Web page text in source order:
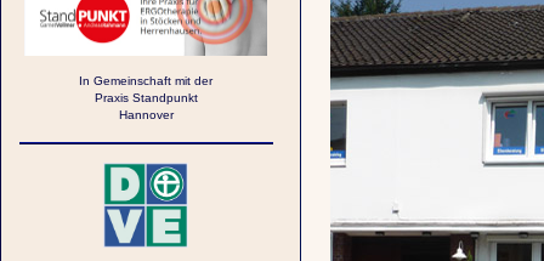
In Gemeinschaft mit der
Praxis Standpunkt
Hannover